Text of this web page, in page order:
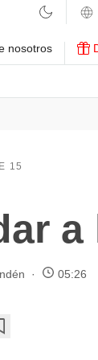
nosotros
15
05:26